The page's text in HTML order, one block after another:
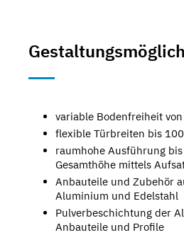
variable Bodenfreiheit
flexible Türbreiten bis
raumhohe Ausführung
Gesamthöhe mittels
Anbauteile und Zubehör
Aluminium und Edelstahl
Pulverbeschichtung der
Anbauteile und Profile